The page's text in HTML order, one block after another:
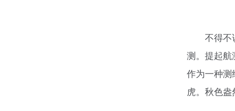
不得不
测。提起航
作为一种测
虎。秋色盎